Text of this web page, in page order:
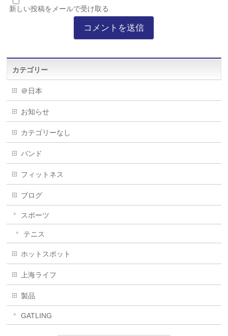
新しい投稿をメールで受け取る
カテゴリー
＠日本
お知らせ
カテゴリーなし
バンド
フィットネス
ブログ
スポーツ
テニス
ホットスポット
上海ライフ
製品
GATLING